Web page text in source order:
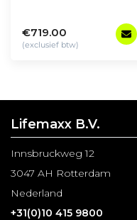
€719.00
(exclusief btw)
Lifemaxx B.V.
Innsbruckweg 12
3047 AH Rotterdam
Nederland
+31(0)10 415 9800